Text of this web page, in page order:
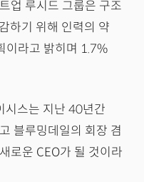
업 루시드 그룹은 구조
하기 위해 인력의 약
이라고 밝히며 1.7%
시스는 지난 40년간
블루밍데일의 회장 겸
로운 CEO가 될 것이라